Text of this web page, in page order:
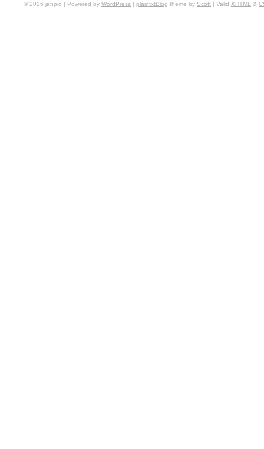
© 2026 janpio | Powered by WordPress | plaintxtBlog theme by Scott | Valid XHTML &